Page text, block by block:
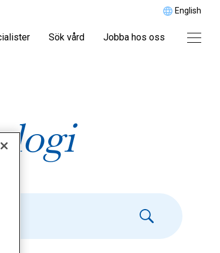
English
Sök vård Jobba hos oss